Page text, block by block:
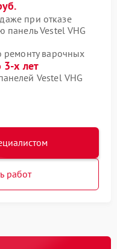
даже при отказе
панель Vestel VHG
ремонту варочных
3-х лет
Vestel VHG
работ